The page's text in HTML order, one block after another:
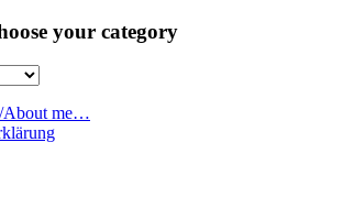
your category
me…